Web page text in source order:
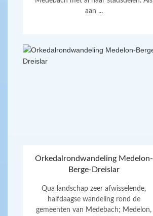
aan ...
Orkedalrondwandeling Medelon-
Berge-Dreislar
Qua landschap zeer afwisselende,
halfdaagse wandeling rond de
gemeenten van Medebach; Medelon,